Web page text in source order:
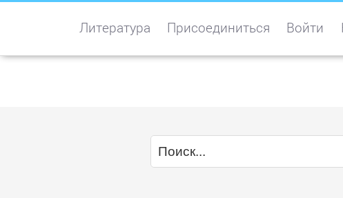
Литература Присоединиться Войти